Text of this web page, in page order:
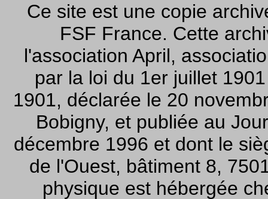
Ce site est une copie
FSF France. Cette
l'association April,
par la loi du 1er juillet
1901, déclarée le 20
Bobigny, et publiée au
décembre 1996 et dont le
de l'Ouest, bâtiment 8,
physique est hébergée